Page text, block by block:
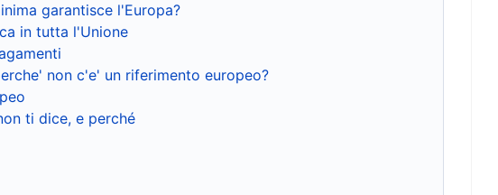
garantisce l'Europa?
in tutta l'Unione
non c'e' un riferimento europeo?
ti dice, e perché